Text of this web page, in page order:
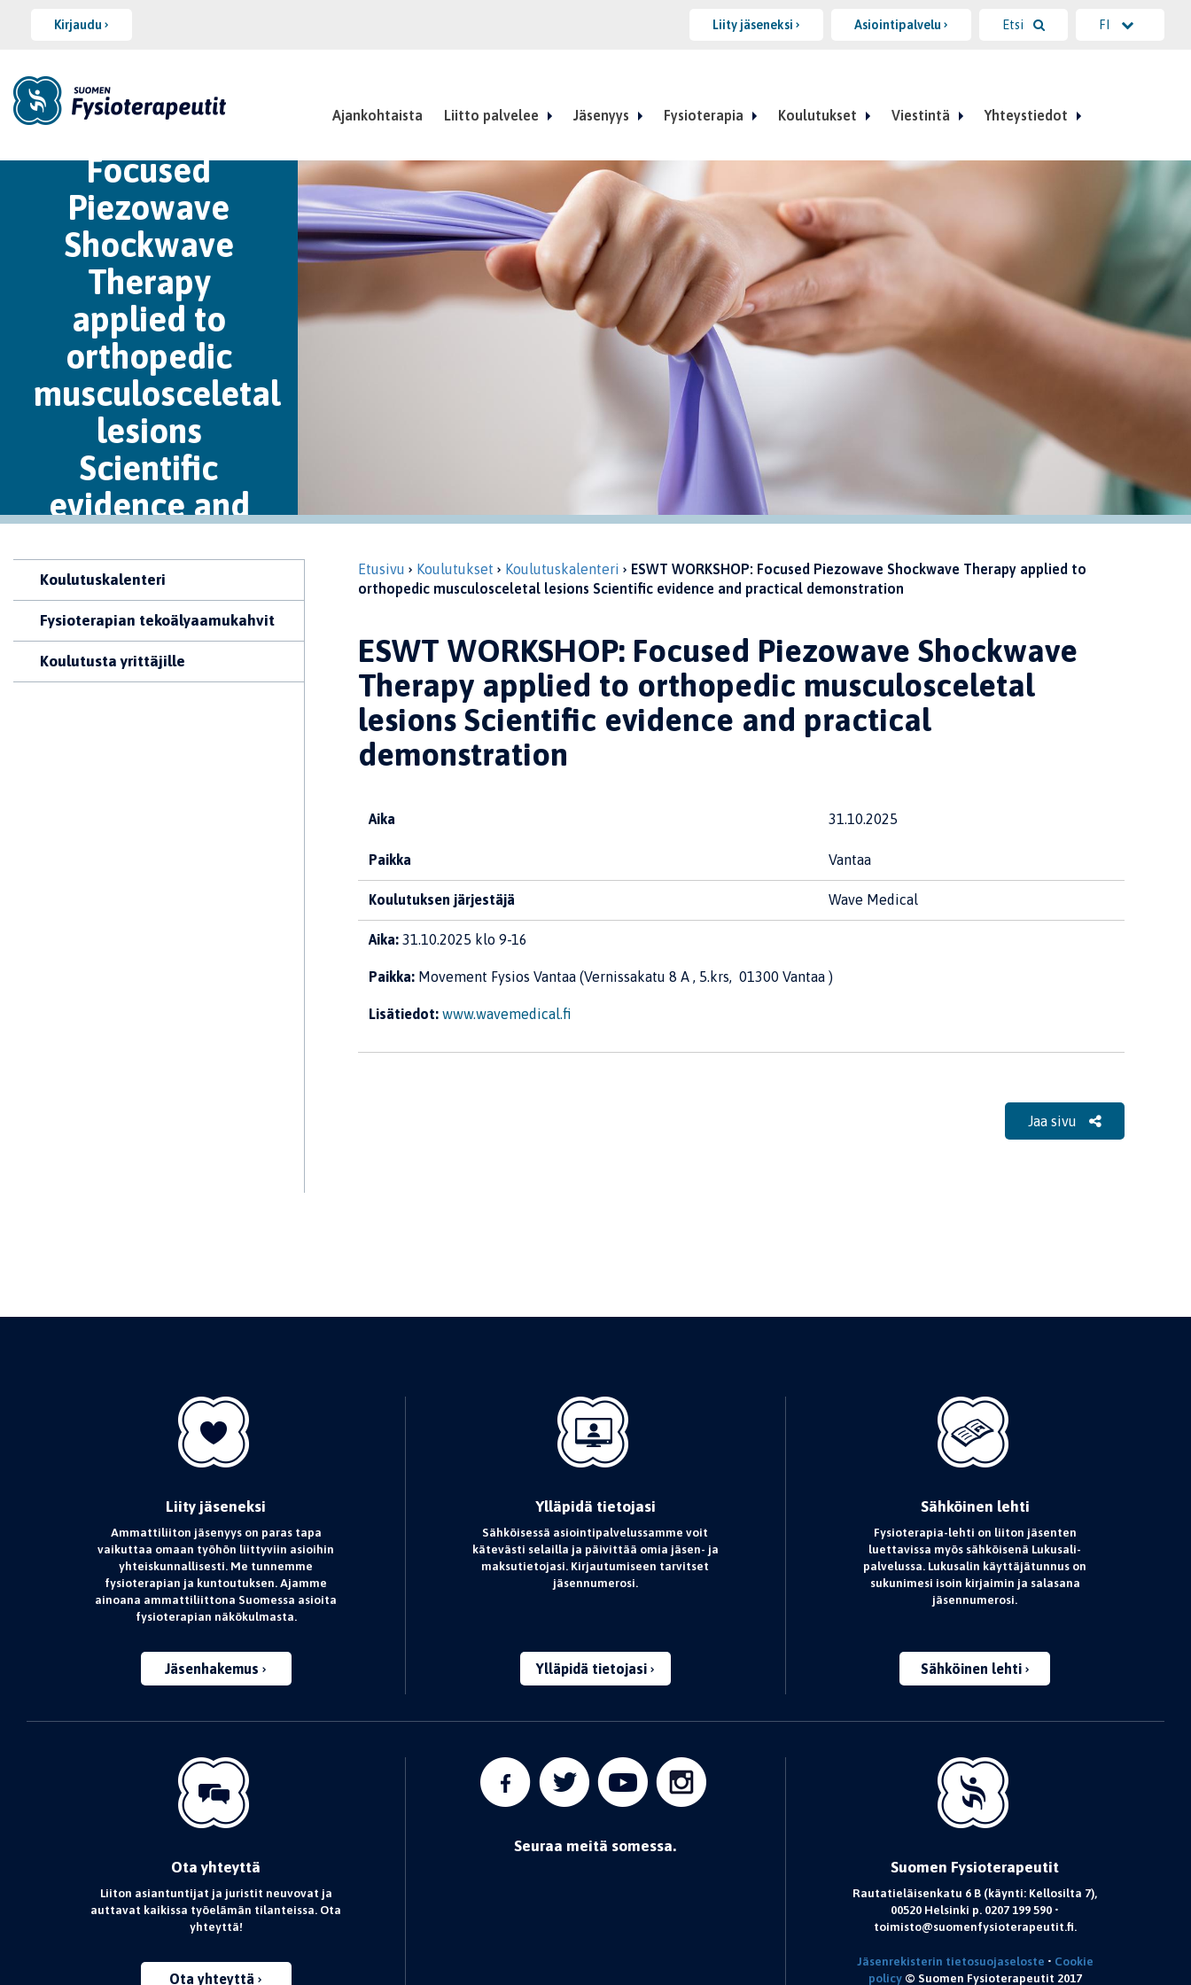
Kirjaudu Liity jäseneksi Asiointipalvelu Etsi FI
Ajankohtaista Liitto palvelee Jäsenyys Fysioterapia Koulutukset Viestintä Yhteystiedot
ESWT
WORKSHOP:
Focused
Piezowave
Shockwave
Therapy
applied to
orthopedic
musculosceletal
lesions
Scientific
evidence and
demonstration
Koulutuskalenteri
Fysioterapian tekoälyaamukahvit
Koulutusta yrittäjille
Etusivu Koulutukset Koulutuskalenteri
ESWT WORKSHOP: Focused Piezowave Shockwave Therapy applied to
orthopedic musculosceletal lesions Scientific evidence and practical demonstration
ESWT WORKSHOP: Focused Piezowave Shockwave
Therapy applied to orthopedic musculosceletal
lesions Scientific evidence and practical
demonstration
Aika 31.10.2025
Paikka Vantaa
Koulutuksen järjestäjä Wave Medical
Aika:31.10.2025 klo 9-16
Paikka:Movement Fysios Vantaa (Vernissakatu 8 A , 5.krs, 01300 Vantaa )
Lisätiedot: www.wavemedical.fi
Jaa sivu
Liity jäseneksi
Ammattiliiton jäsenyys on paras tapa
vaikuttaa omaan työhön liittyviin asioihin
yhteiskunnallisesti. Me tunnemme
fysioterapian ja kuntoutuksen. Ajamme
ainoana ammattiliittona Suomessa asioita
fysioterapian näkökulmasta.
Jäsenhakemus
Ylläpidä tietojasi
Sähköisessä asiointipalvelussamme voit
kätevästi selailla ja päivittää omia jäsen- ja
maksutietojasi. Kirjautumiseen tarvitset
jäsennumerosi.
Ylläpidä tietojasi
Sähköinen lehti
Fysioterapia-lehti on liiton jäsenten
luettavissa myös sähköisenä Lukusali-
palvelussa. Lukusalin käyttäjätunnus on
sukunimesi isoin kirjaimin ja salasana
jäsennumerosi.
Sähköinen lehti
Ota yhteyttä
Liiton asiantuntijat ja juristit neuvovat ja
auttavat kaikissa työelämän tilanteissa. Ota
yhteyttä!
Ota yhteyttä
Seuraa meitä somessa.
Suomen Fysioterapeutit
Rautatieläisenkatu 6 B (käynti: Kellosilta 7),
00520 Helsinki p. 0207 199 590 •
toimisto@suomenfysioterapeutit.fi.
Jäsenrekisterin tietosuojaseloste • Cookie
policy© Suomen Fysioterapeutit 2017